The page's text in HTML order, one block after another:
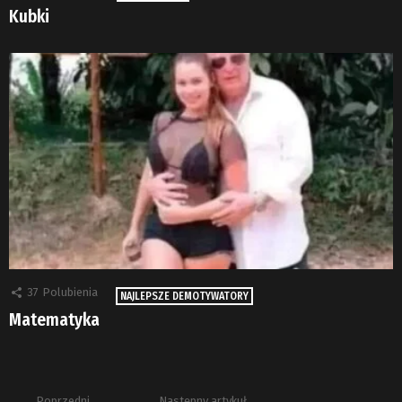
Kubki
37 Polubienia NAJLEPSZE DEMOTYWATORY
Matematyka